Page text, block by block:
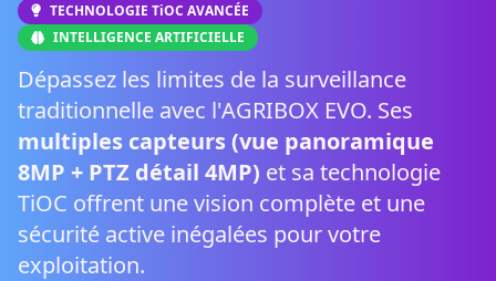
TECHNOLOGIE TiOC AVANCÉE
INTELLIGENCE ARTIFICIELLE
Dépassez les limites de la surveillance
traditionnelle avec l'AGRIBOX EVO. Ses
multiples capteurs (vue panoramique
8MP + PTZ détail 4MP) et sa technologie
TiOC offrent une vision complète et une
sécurité active inégalées pour votre
exploitation.